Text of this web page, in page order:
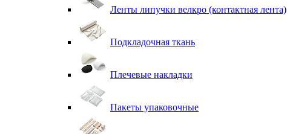
Ленты липучки велкро (контактная лента)
Подкладочная ткань
Плечевые накладки
Пакеты упаковочные